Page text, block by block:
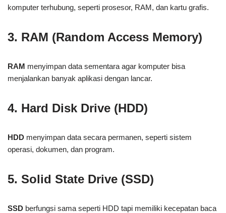
komputer terhubung, seperti prosesor, RAM, dan kartu grafis.
3. RAM (Random Access Memory)
RAM menyimpan data sementara agar komputer bisa
menjalankan banyak aplikasi dengan lancar.
4. Hard Disk Drive (HDD)
HDD menyimpan data secara permanen, seperti sistem
operasi, dokumen, dan program.
5. Solid State Drive (SSD)
SSD berfungsi sama seperti HDD tapi memiliki kecepatan baca